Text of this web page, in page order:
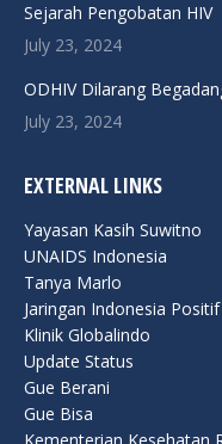
Sejarah Pengobatan HIV
July 23, 2024
ODHIV Dilarang
July 23, 2024
EXTERNAL LINKS
Yayasan Kasih Suwitno
UNAIDS Indonesia
Tanya Marlo
Jaringan Indonesia Positif
Klinik Globalindo
Update Status
Gue Berani
Gue Bisa